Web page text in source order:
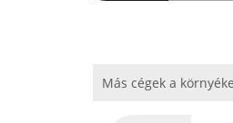
Más cégek a